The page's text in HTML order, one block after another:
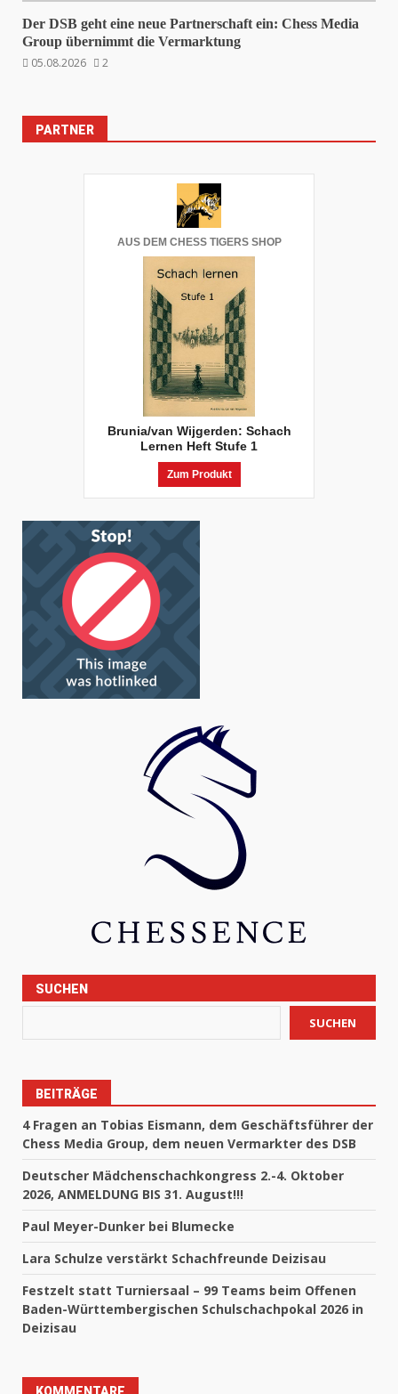
Der DSB geht eine neue Partnerschaft ein: Chess Media
Group übernimmt die Vermarktung
05.08.2026
2
PARTNER
AUS DEM CHESS TIGERS SHOP
Brunia/van Wijgerden: Schach
Lernen Heft Stufe 1
Zum Produkt
SUCHEN
SUCHEN
BEITRÄGE
4 Fragen an Tobias Eismann, dem Geschäftsführer der
Chess Media Group, dem neuen Vermarkter des DSB
Deutscher Mädchenschachkongress 2.-4. Oktober
2026, ANMELDUNG BIS 31. August!!!
Paul Meyer-Dunker bei Blumecke
Lara Schulze verstärkt Schachfreunde Deizisau
Festzelt statt Turniersaal – 99 Teams beim Offenen
Baden-Württembergischen Schulschachpokal 2026 in
Deizisau